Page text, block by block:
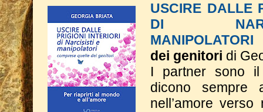
USCIRE DALLE
DI
MANIPOLATORI
dei genitori di
I partner sono
dicono sempre
nell’amore